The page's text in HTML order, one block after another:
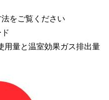
をご覧ください
用量と温室効果ガス排出量